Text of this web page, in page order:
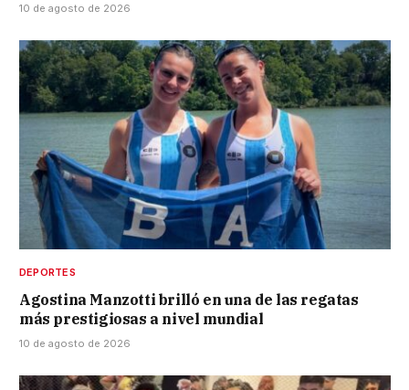
10 de agosto de 2026
DEPORTES
Agostina Manzotti brilló en una de las regatas
más prestigiosas a nivel mundial
10 de agosto de 2026